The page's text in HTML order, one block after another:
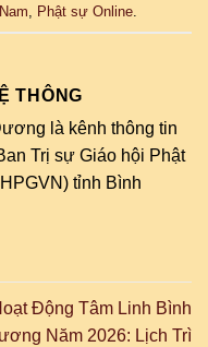
, Phật sự Online.
THÔNG
là kênh thông tin
Trị sự Giáo hội Phật
tỉnh Bình
Động Tâm Linh Bình
Năm 2026: Lịch Trì